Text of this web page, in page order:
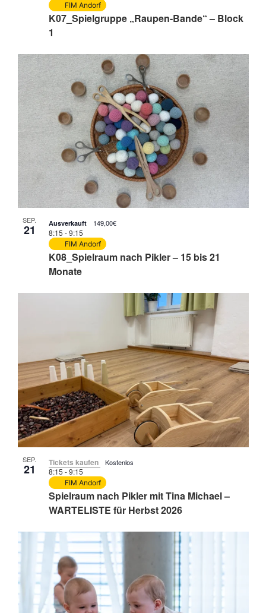
K07_Spielgruppe „Raupen-Bande“ – Block
1
FIM Andorf
SEP.
21
K08_Spielraum nach Pikler – 15 bis 21
Monate
8:15 -9:15
FIM Andorf
Ausverkauft 149,00€
SEP.
21
Spielraum nach Pikler mit Tina Michael –
WARTELISTE für Herbst 2026
8:15-9:15
FIM Andorf
Tickets kaufen Kostenlos